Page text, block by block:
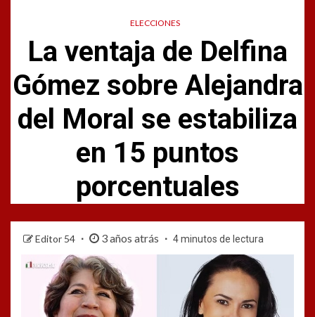
ELECCIONES
La ventaja de Delfina
Gómez sobre Alejandra
del Moral se estabiliza
en 15 puntos
porcentuales
Editor 54 3 años atrás 4 minutos de lectura